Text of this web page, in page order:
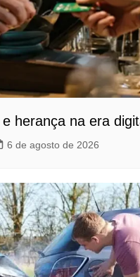
herança na era
6 de agosto de 2026